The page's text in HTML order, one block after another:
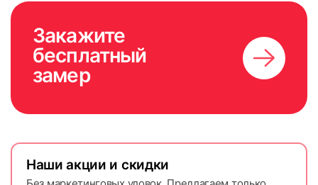
Наши акции и скидки
Закажите
бесплатный
замер